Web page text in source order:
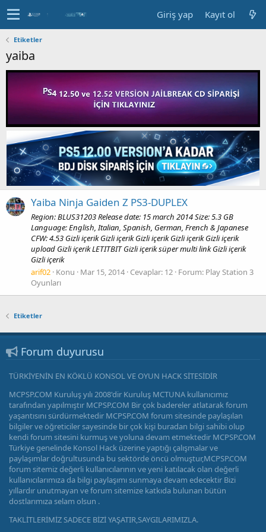
Giriş yap Kayıt ol
Etiketler
yaiba
Yaiba Ninja Gaiden Z PS3-DUPLEX
Region: BLUS31203 Release date: 15 march 2014 Size: 5.3 GB
Language: English, Italian, Spanish, German, French & Japanese
CFW: 4.53 Gizli içerik Gizli içerik Gizli içerik Gizli içerik Gizli içerik
upload Gizli içerik LETITBIT Gizli içerik süper multi link Gizli içerik
Gizli içerik
arif02 Konu Mar 15, 2014 Cevaplar: 12 Forum: Play Station 3
Oyunları
Etiketler
Forum duyurusu
TÜRKİYENİN EN KÖKLÜ KONSOL VE OYUN HACK SİTESİDİR
MCPSP.COM Kuruluş yılı 2008'dir Kuruluş MCTUNA kullanıcımız
tarafından yapılmıştır MCPSP.COM Bir çok badereler atlatarak forum
yaşantısını sürdürmektedir MCPSP.COM forum sitesinde paylaşılan
bilgiler ve öğreticiler sayesinde bir çok kişi buradan bilgi sahibi olup
kendi forum sitesini kurmuş ve yoluna devam etmektedir MCPSP.COM
Türkiye genelinde Konsol Hack üzerine yaptığı çalışmalar ve
paylaşımlar doğrultusunda bu sektörde öncü olmuştur,MCPSP.COM
forum sitemiz değerli kullanıcılarının ve yeni katılacak olan değerli
kullanıcılarımıza da bilgi paylaşımı sunmaya devam edecektir Bizi
yıllardır unutmayan ve forum sitemize katkıda bulunan bütün
dostlarımıza selam olsun .
TAKLİTLERİMİZ SADECE BİZİ YAŞATIR,SAYGILARIMIZLA.